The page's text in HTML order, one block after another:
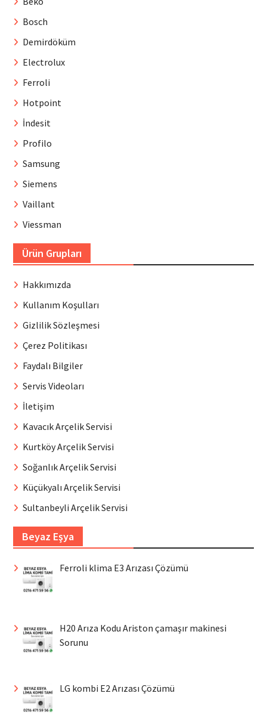
Bosch
Demirdöküm
Electrolux
Ferroli
Hotpoint
İndesit
Profilo
Samsung
Siemens
Vaillant
Viessman
Ürün Grupları
Hakkımızda
Kullanım Koşulları
Gizlilik Sözleşmesi
Çerez Politikası
Faydalı Bilgiler
Servis Videoları
İletişim
Kavacık Arçelik Servisi
Kurtköy Arçelik Servisi
Soğanlık Arçelik Servisi
Küçükyalı Arçelik Servisi
Sultanbeyli Arçelik Servisi
Beyaz Eşya
Ferroli klima E3 Arızası Çözümü
H20 Arıza Kodu Ariston çamaşır makinesi
Sorunu
LG kombi E2 Arızası Çözümü